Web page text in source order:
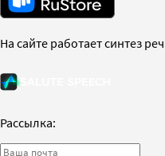
На сайте работает синтез
Рассылка: